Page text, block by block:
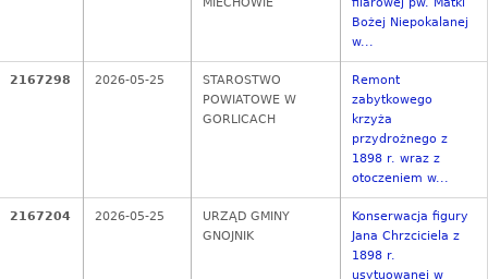
MIECHOWIE
filarowej pw. Matki
Bożej Niepokalanej
w...
2167298 2026-05-25
STAROSTWO
POWIATOWE W
GORLICACH
Remont
zabytkowego
krzyża
przydrożnego z
1898 r. wraz z
otoczeniem w...
2167204 2026-05-25
URZĄD GMINY
GNOJNIK
Konserwacja figury
Jana Chrzciciela z
1898 r.
usytuowanej w